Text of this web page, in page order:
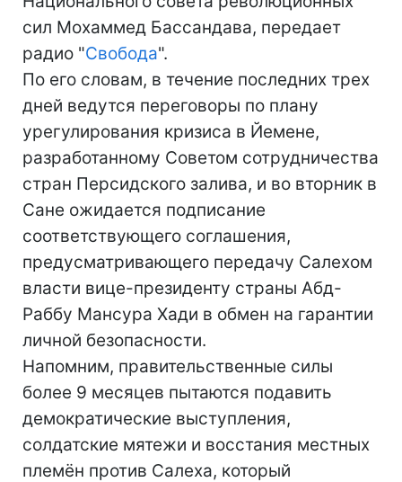
сил Мохаммед Бассандава, передает
радио "Свобода".
По его словам, в течение последних трех
дней ведутся переговоры по плану
урегулирования кризиса в Йемене,
разработанному Советом сотрудничества
стран Персидского залива, и во вторник в
Сане ожидается подписание
соответствующего соглашения,
предусматривающего передачу Салехом
власти вице-президенту страны Абд-
Раббу Мансура Хади в обмен на гарантии
личной безопасности.
Напомним, правительственные силы
более 9 месяцев пытаются подавить
демократические выступления,
солдатские мятежи и восстания местных
племён против Салеха, который